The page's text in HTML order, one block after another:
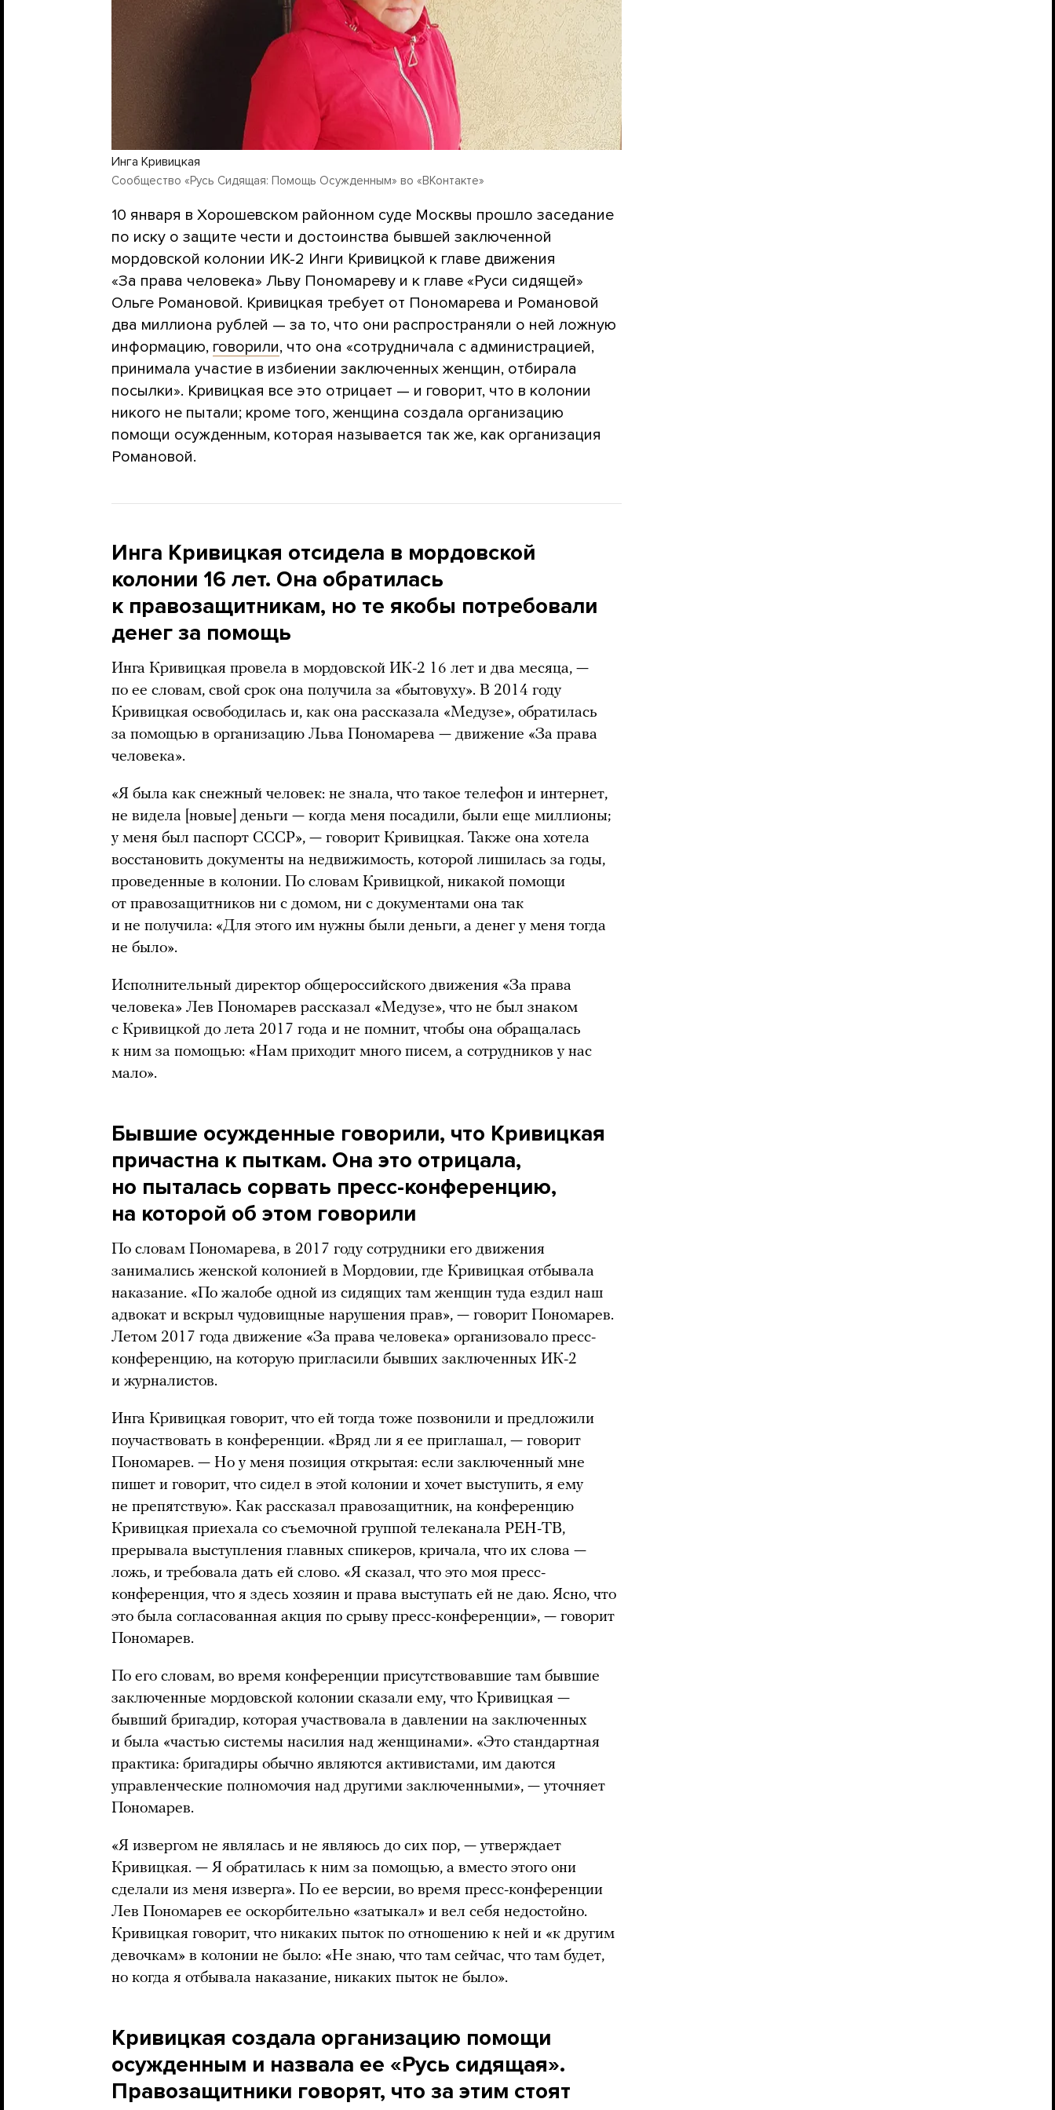
Инга Кривицкая
Сообщество «Русь Сидящая: Помощь Осужденным» во «ВКонтакте»
10 января в Хорошевском районном суде Москвы прошло заседание
по иску о защите чести и достоинства бывшей заключенной
мордовской колонии ИК-2 Инги Кривицкой к главе движения
«За права человека» Льву Пономареву и к главе «Руси сидящей»
Ольге Романовой. Кривицкая требует от Пономарева и Романовой
два миллиона рублей — за то, что они распространяли о ней ложную
информацию, говорили, что она «сотрудничала с администрацией,
принимала участие в избиении заключенных женщин, отбирала
посылки». Кривицкая все это отрицает — и говорит, что в колонии
никого не пытали; кроме того, женщина создала организацию
помощи осужденным, которая называется так же, как организация
Романовой.
Инга Кривицкая отсидела в мордовской
колонии 16 лет. Она обратилась
к правозащитникам, но те якобы потребовали
денег за помощь
Инга Кривицкая провела в мордовской ИК-2 16 лет и два месяца, —
по ее словам, свой срок она получила за «бытовуху». В 2014 году
Кривицкая освободилась и, как она рассказала «Медузе», обратилась
за помощью в организацию Льва Пономарева — движение «За права
человека».
«Я была как снежный человек: не знала, что такое телефон и интернет,
не видела [новые] деньги — когда меня посадили, были еще миллионы;
у меня был паспорт СССР», — говорит Кривицкая. Также она хотела
восстановить документы на недвижимость, которой лишилась за годы,
проведенные в колонии. По словам Кривицкой, никакой помощи
от правозащитников ни с домом, ни с документами она так
и не получила: «Для этого им нужны были деньги, а денег у меня тогда
не было».
Исполнительный директор общероссийского движения «За права
человека» Лев Пономарев рассказал «Медузе», что не был знаком
с Кривицкой до лета 2017 года и не помнит, чтобы она обращалась
к ним за помощью: «Нам приходит много писем, а сотрудников у нас
мало».
Бывшие осужденные говорили, что Кривицкая
причастна к пыткам. Она это отрицала,
но пыталась сорвать пресс-конференцию,
на которой об этом говорили
По словам Пономарева, в 2017 году сотрудники его движения
занимались женской колонией в Мордовии, где Кривицкая отбывала
наказание. «По жалобе одной из сидящих там женщин туда ездил наш
адвокат и вскрыл чудовищные нарушения прав», — говорит Пономарев.
Летом 2017 года движение «За права человека» организовало пресс-
конференцию, на которую пригласили бывших заключенных ИК-2
и журналистов.
Инга Кривицкая говорит, что ей тогда тоже позвонили и предложили
поучаствовать в конференции. «Вряд ли я ее приглашал, — говорит
Пономарев. — Но у меня позиция открытая: если заключенный мне
пишет и говорит, что сидел в этой колонии и хочет выступить, я ему
не препятствую». Как рассказал правозащитник, на конференцию
Кривицкая приехала со съемочной группой телеканала РЕН-ТВ,
прерывала выступления главных спикеров, кричала, что их слова —
ложь, и требовала дать ей слово. «Я сказал, что это моя пресс-
конференция, что я здесь хозяин и права выступать ей не даю. Ясно, что
это была согласованная акция по срыву пресс-конференции», — говорит
Пономарев.
По его словам, во время конференции присутствовавшие там бывшие
заключенные мордовской колонии сказали ему, что Кривицкая —
бывший бригадир, которая участвовала в давлении на заключенных
и была «частью системы насилия над женщинами». «Это стандартная
практика: бригадиры обычно являются активистами, им даются
управленческие полномочия над другими заключенными», — уточняет
Пономарев.
«Я извергом не являлась и не являюсь до сих пор, — утверждает
Кривицкая. — Я обратилась к ним за помощью, а вместо этого они
сделали из меня изверга». По ее версии, во время пресс-конференции
Лев Пономарев ее оскорбительно «затыкал» и вел себя недостойно.
Кривицкая говорит, что никаких пыток по отношению к ней и «к другим
девочкам» в колонии не было: «Не знаю, что там сейчас, что там будет,
но когда я отбывала наказание, никаких пыток не было».
Кривицкая создала организацию помощи
осужденным и назвала ее «Русь сидящая».
Правозащитники говорят, что за этим стоят